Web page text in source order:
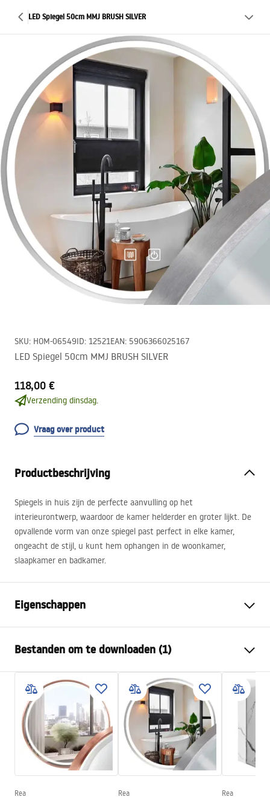
LED Spiegel 50cm MMJ BRUSH SILVER
SKU: HOM-06549ID: 12521EAN: 5906366025167
LED Spiegel 50cm MMJ BRUSH SILVER
118,00 €
Verzending dinsdag.
Vraag over product
Productbeschrijving
Spiegels in huis zijn de perfecte aanvulling op het
interieurontwerp, waardoor de kamer helderder en groter lijkt. De
opvallende vorm van onze spiegel past perfect in elke kamer,
ongeacht de stijl, u kunt hem ophangen in de woonkamer,
slaapkamer en badkamer.
Eigenschappen
Breedte
500 mm
Diepte
20mm
LED-verlichting
Ja
Frame
Ja
Kleur van de frame
Geborsteld staal
Materiaal van de frame
Aluminium
Anti-condens
Bestanden om te downloaden (1)
manual mirror led
manual mirror led.pdf
Rea Rea Rea